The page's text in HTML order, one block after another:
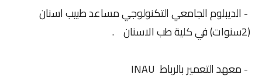
- الديبلوم الجامعي التكنولوجي مساعد طبيب اسنان
(2سنوات) في كلية طب الاسنان .
- معهد التعمير بالرباط INAU